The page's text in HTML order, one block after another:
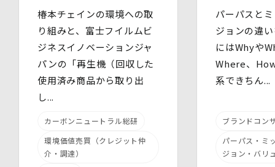
・ 個人情報の取扱状況について定期的な点検及び監査を
実施しています。
・ 個人データの取扱いに関する留意事項について、従業
員に定期的な研修を実施しています。
・ 個人データについての秘密保持に関する事項を就業規
(3)物理的安全管理措置
及び持ち込む機器等の制限を行うとともに、権限を有しな
い者による個人データの閲覧を防止する措置を講じていま
す。
椿本チェインの環境への取
り組みと、富士フイルムビ
ジネスイノベーションジャ
パンの「再生機（回収した
使用済み商品から取り出
し...
カーボンニュートラル総研
環境価値売買（クレジット仲
介・調達）
パーパスと
ジョンの違
にはWhyや
Where、
系できちん...
ブランドコン
パーパス・ミ
ジョン・バリ